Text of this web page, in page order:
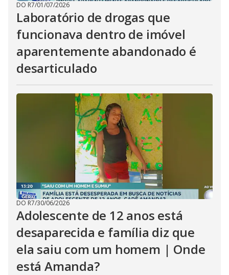
DO R7/01/07/2026
Laboratório de drogas que
funcionava dentro de imóvel
aparentemente abandonado é
desarticulado
DO R7/30/06/2026
Adolescente de 12 anos está
desaparecida e família diz que
ela saiu com um homem | Onde
está Amanda?